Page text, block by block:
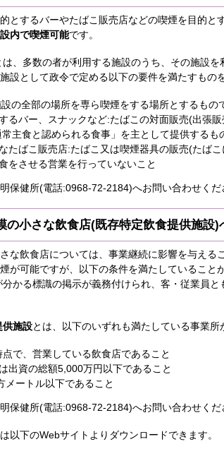
とするバーやたばこ販売店などの喫煙を目的と
内で喫煙可能です。
は、多数の者が利用する施設のうち、その施設
設として政令で定める以下の要件を満たすもの
の全部の場所を専ら喫煙をする場所とするもの
るバー、スナックなど:たばこの対面販売(出張
主食と認められる食事」を主として提供するも
たばこ販売店:たばこ又は喫煙器具の販売(たば
をさせる営業を行っていないこと
保健所(電話:0968‐72‐2184)へお問い合わせくだ
の小さな飲食店(既存特定飲食提供施設)
な飲食店については、事業継続に影響を与え
が可能ですが、以下の条件を満たしていること
かる標識の掲示が義務付けられ、客・従業員
供施設とは、以下のいずれも満たしている事業所
で、営業している飲食店であること
出資の総額5,000万円以下であること
メートル以下であること
保健所(電話:0968‐72‐2184)へお問い合わせくだ
以下のWebサイトよりダウンロードできます。